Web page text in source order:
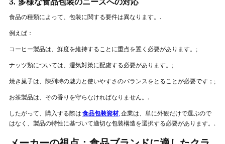
食品の種類によって、包装に関する要件は異なります。.
例えば：
コーヒー製品は、鮮度を維持することに重点を置く必要があります。;
ナッツ類については、湿気対策に配慮する必要があります。;
焼き菓子は、陳列時の魅力と使いやすさのバランスをとることが必要です；;
お茶製品は、その香りを守らなければなりません。.
したがって、購入する際は食品包装資材,企業は、単に外観だけで選ぶので
はなく、製品の特性に基づいて適切な包装構造を選択する必要があります。.